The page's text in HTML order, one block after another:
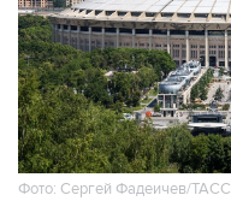
Фото: Сергей Фадеичев/ТАСС